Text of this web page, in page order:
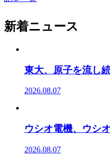
新着ニュース
東大、原子を流し
2026.08.07
ウシオ電機、ウシ
2026.08.07